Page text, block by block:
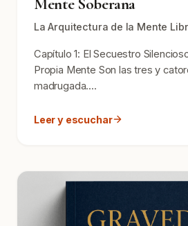
Mente Soberana
La Arquitectura de la Mente
Capítulo 1: El Secuestro
Propia Mente Son las tres y
madrugada....
Leer y escuchar